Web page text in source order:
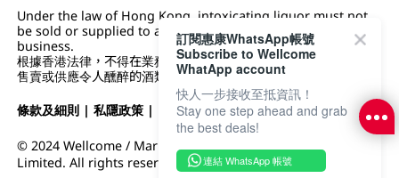
Under the law of Hong Kong, intoxicating liquor must not
be sold or supplied to a minor (under 18) in the course of
business.
根據香港法律，不得在業務過程中，向未成年人 (18 歲以下人士)
售賣或供應令人醺醉的酒類。
條款及細則 |私隱政策 | DFI零售集團
© 2024 Wellcome / Market Place. The Dairy Farm Company
Limited. All rights reserved.
訂閱惠康WhatsApp帳號
Subscribe to Wellcome
WhatApp account
快人一步接收至抵資訊！
Stay one step ahead and grab
the best deals!
連結 WhatsApp 帳號